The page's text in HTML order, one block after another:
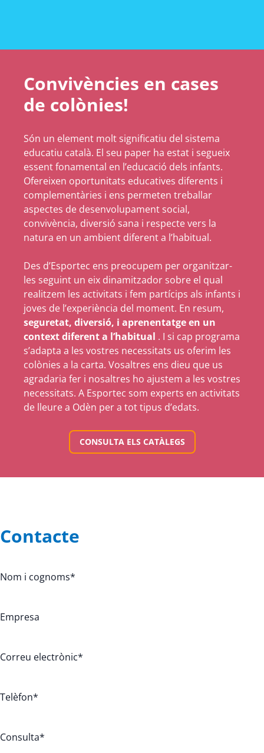
Convivències en cases
de colònies!
Són un element molt significatiu del sistema
educatiu català. El seu paper ha estat i segueix
essent fonamental en l’educació dels infants.
Ofereixen oportunitats educatives diferents i
complementàries i ens permeten treballar
aspectes de desenvolupament social,
convivència, diversió sana i respecte vers la
natura en un ambient diferent a l’habitual.
Des d’Esportec ens preocupem per organitzar-
les seguint un eix dinamitzador sobre el qual
realitzem les activitats i fem partícips als infants i
joves de l’experiència del moment. En resum,
seguretat, diversió, i aprenentatge en un
context diferent a l’habitual . I si cap programa
s’adapta a les vostres necessitats us oferim les
colònies a la carta. Vosaltres ens dieu que us
agradaria fer i nosaltres ho ajustem a les vostres
necessitats. A Esportec som experts en activitats
de lleure a Odèn per a tot tipus d’edats.
CONSULTA ELS CATÀLEGS
Contacte
Nom i cognoms*
Empresa
Correu electrònic*
Telèfon*
Consulta*